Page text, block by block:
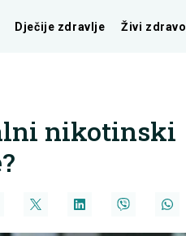
Dječije zdravlje Živi zdravo
nikotinski